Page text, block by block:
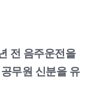
전 음주운전을
무원 신분을 유